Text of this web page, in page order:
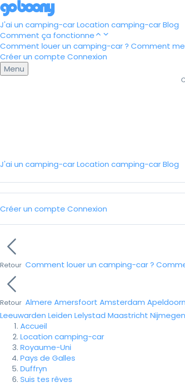
J'ai un camping-carLocation camping-carBlog
Comment ça fonctionne
Comment louer un camping-car ? Comment
Créer un compte Connexion
Menu
J'ai un camping-carLocation camping-carBlog
Créer un compte Connexion
Retour Comment louer un camping-car ?
Retour Almere Amersfoort Amsterdam Apeldoorn
Leeuwarden Leiden Lelystad Maastricht Nijmegen
Accueil
Location camping-car
Royaume-Uni
Pays de Galles
Duffryn
Suis tes rêves